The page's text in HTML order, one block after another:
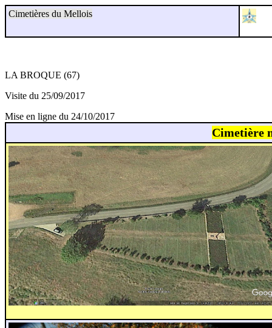
Cimetières du Mellois
LA BROQUE (67)
Visite du 25/09/2017
Mise en ligne du 24/10/2017
Cimetière